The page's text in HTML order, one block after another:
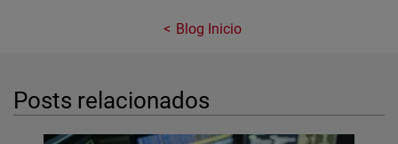
Blog Inicio
Posts relacionados